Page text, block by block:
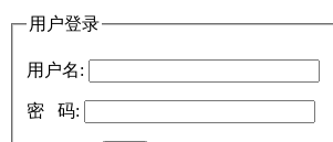
用户登录
用户名:
密 码: